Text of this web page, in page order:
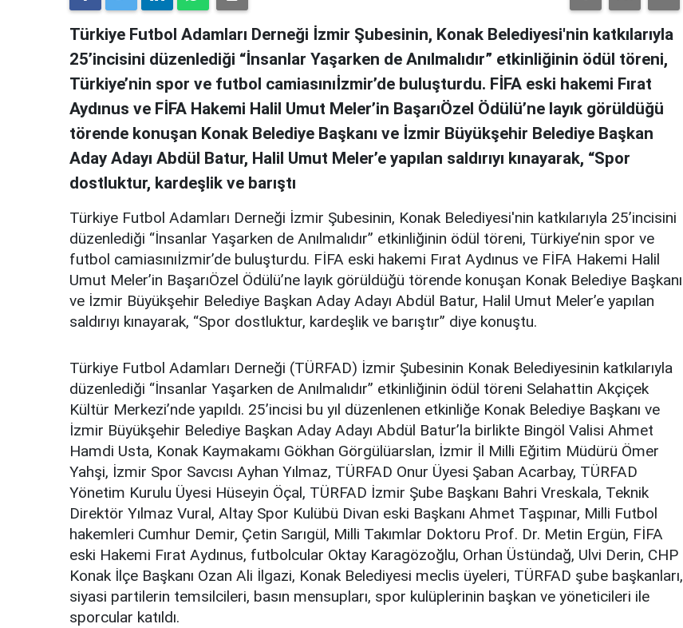
Türkiye Futbol Adamları Derneği İzmir Şubesinin, Konak Belediyesi'nin katkılarıyla
25’incisini düzenlediği “İnsanlar Yaşarken de Anılmalıdır” etkinliğinin ödül töreni,
Türkiye’nin spor ve futbol camiasınıİzmir’de buluşturdu. FİFA eski hakemi Fırat
Aydınus ve FİFA Hakemi Halil Umut Meler’in BaşarıÖzel Ödülü’ne layık görüldüğü
törende konuşan Konak Belediye Başkanı ve İzmir Büyükşehir Belediye Başkan
Aday Adayı Abdül Batur, Halil Umut Meler’e yapılan saldırıyı kınayarak, “Spor
dostluktur, kardeşlik ve barıştı
Türkiye Futbol Adamları Derneği İzmir Şubesinin, Konak Belediyesi'nin katkılarıyla 25’incisini
düzenlediği “İnsanlar Yaşarken de Anılmalıdır” etkinliğinin ödül töreni, Türkiye’nin spor ve
futbol camiasınıİzmir’de buluşturdu. FİFA eski hakemi Fırat Aydınus ve FİFA Hakemi Halil
Umut Meler’in BaşarıÖzel Ödülü’ne layık görüldüğü törende konuşan Konak Belediye Başkanı
ve İzmir Büyükşehir Belediye Başkan Aday Adayı Abdül Batur, Halil Umut Meler’e yapılan
saldırıyı kınayarak, “Spor dostluktur, kardeşlik ve barıştır” diye konuştu.
Türkiye Futbol Adamları Derneği (TÜRFAD) İzmir Şubesinin Konak Belediyesinin katkılarıyla
düzenlediği “İnsanlar Yaşarken de Anılmalıdır” etkinliğinin ödül töreni Selahattin Akçiçek
Kültür Merkezi’nde yapıldı. 25’incisi bu yıl düzenlenen etkinliğe Konak Belediye Başkanı ve
İzmir Büyükşehir Belediye Başkan Aday Adayı Abdül Batur’la birlikte Bingöl Valisi Ahmet
Hamdi Usta, Konak Kaymakamı Gökhan Görgülüarslan, İzmir İl Milli Eğitim Müdürü Ömer
Yahşi, İzmir Spor Savcısı Ayhan Yılmaz, TÜRFAD Onur Üyesi Şaban Acarbay, TÜRFAD
Yönetim Kurulu Üyesi Hüseyin Öçal, TÜRFAD İzmir Şube Başkanı Bahri Vreskala, Teknik
Direktör Yılmaz Vural, Altay Spor Kulübü Divan eski Başkanı Ahmet Taşpınar, Milli Futbol
hakemleri Cumhur Demir, Çetin Sarıgül, Milli Takımlar Doktoru Prof. Dr. Metin Ergün, FİFA
eski Hakemi Fırat Aydınus, futbolcular Oktay Karagözoğlu, Orhan Üstündağ, Ulvi Derin, CHP
Konak İlçe Başkanı Ozan Ali İlgazi, Konak Belediyesi meclis üyeleri, TÜRFAD şube başkanları,
siyasi partilerin temsilcileri, basın mensupları, spor kulüplerinin başkan ve yöneticileri ile
sporcular katıldı.